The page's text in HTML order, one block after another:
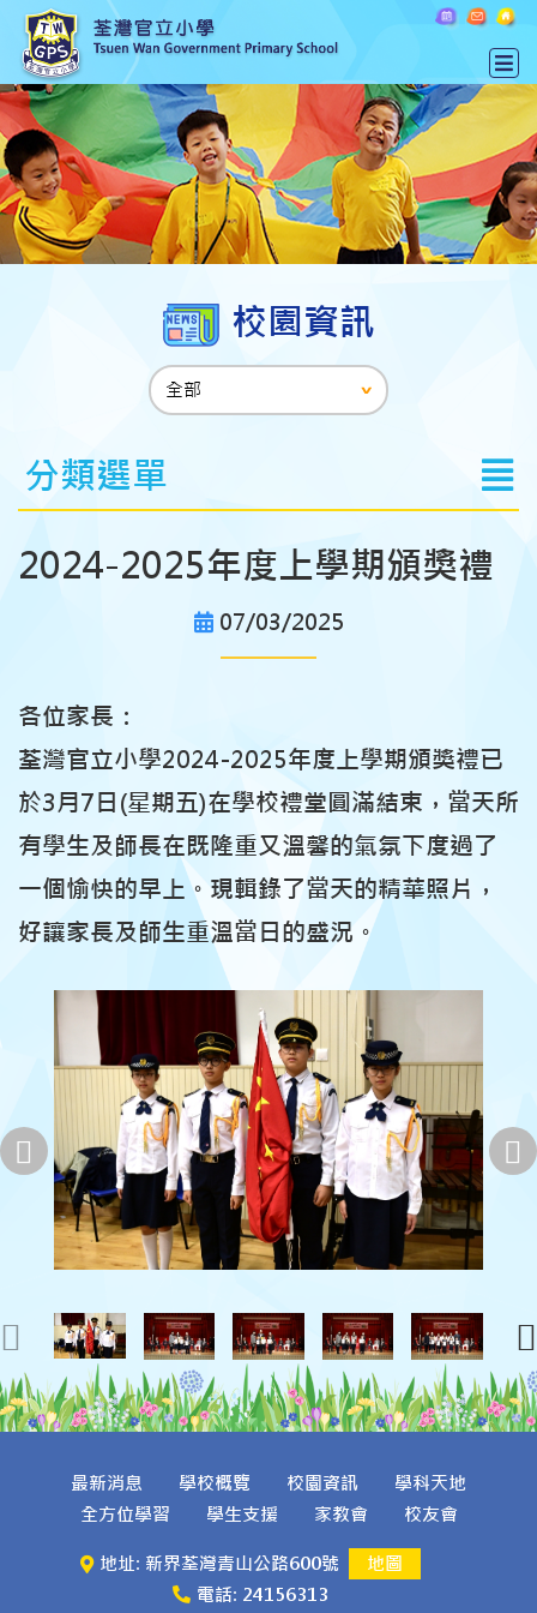
校園資訊
分類選單
2024-2025年度上學期頒獎禮
07/03/2025
各位家長：
荃灣官立小學2024-2025年度上學期頒獎禮已
於3月7日(星期五)在學校禮堂圓滿結束，當天所
有學生及師長在既隆重又溫馨的氣氛下度過了
一個愉快的早上。現輯錄了當天的精華照片，
好讓家長及師生重溫當日的盛況。
最新消息 學校概覽 校園資訊
學科天地
全方位學習
學生支援 家教會 校友會
地址: 新界荃灣青山公路600號
地圖
電話: 24156313